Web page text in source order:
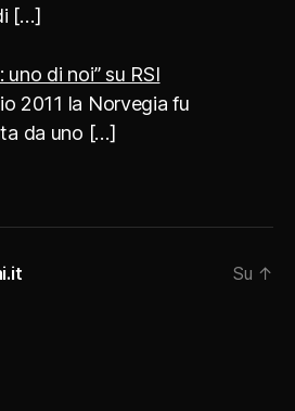
[…]
uno di noi” su RSI
2011 la Norvegia fu
da uno […]
Su ↑